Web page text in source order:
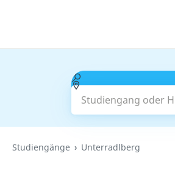
Studiengang oder
Studiengänge Unterradlberg